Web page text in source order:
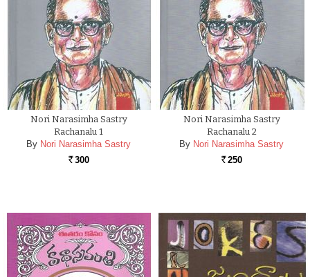
Nori Narasimha Sastry
Rachanalu 1
By Nori Narasimha Sastry
Rs. 300
Nori Narasimha Sastry
Rachanalu 2
By Nori Narasimha Sastry
Rs. 250